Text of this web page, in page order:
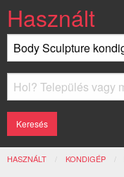
Használt
HASZNÁLT KONDIGÉP